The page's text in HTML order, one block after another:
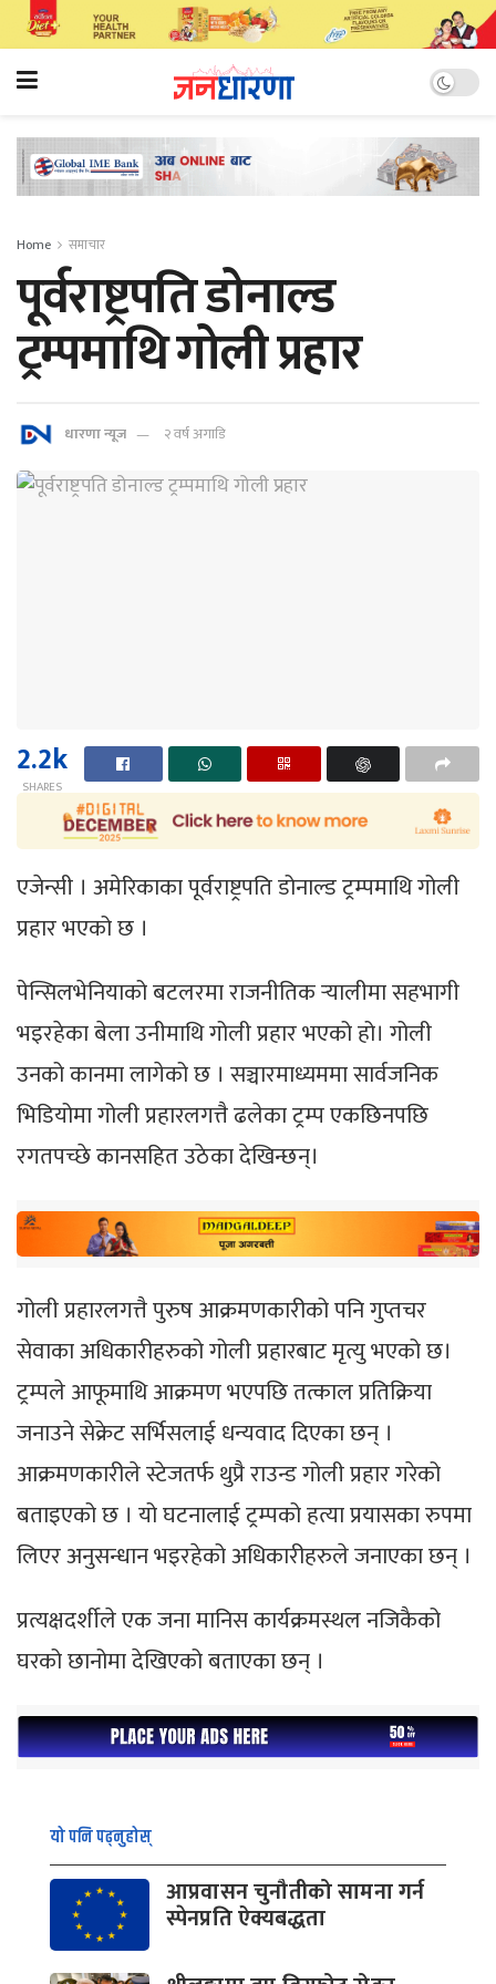
Home समाचार
पूर्वराष्ट्रपति डोनाल्ड
ट्रम्पमाथि गोली प्रहार
धारणा न्यूज २ वर्ष अगाडि
2.2k
SHARES
एजेन्सी । अमेरिकाका पूर्वराष्ट्रपति डोनाल्ड ट्रम्पमाथि गोली
प्रहार भएको छ ।
पेन्सिलभेनियाको बटलरमा राजनीतिक र्‍यालीमा सहभागी
भइरहेका बेला उनीमाथि गोली प्रहार भएको हो। गोली
उनको कानमा लागेको छ । सञ्चारमाध्यममा सार्वजनिक
भिडियोमा गोली प्रहारलगत्तै ढलेका ट्रम्प एकछिनपछि
रगतपच्छे कानसहित उठेका देखिन्छन्।
गोली प्रहारलगत्तै पुरुष आक्रमणकारीको पनि गुप्तचर
सेवाका अधिकारीहरुको गोली प्रहारबाट मृत्यु भएको छ।
ट्रम्पले आफूमाथि आक्रमण भएपछि तत्काल प्रतिक्रिया
जनाउने सेक्रेट सर्भिसलाई धन्यवाद दिएका छन् ।
आक्रमणकारीले स्टेजतर्फ थुप्रै राउन्ड गोली प्रहार गरेको
बताइएको छ । यो घटनालाई ट्रम्पको हत्या प्रयासका रुपमा
लिएर अनुसन्धान भइरहेको अधिकारीहरुले जनाएका छन् ।
प्रत्यक्षदर्शीले एक जना मानिस कार्यक्रमस्थल नजिकैको
घरको छानोमा देखिएको बताएका छन् ।
यो पनि पढ्नुहोस्
आप्रवासन चुनौतीको सामना गर्न
स्पेनप्रति ऐक्यबद्धता